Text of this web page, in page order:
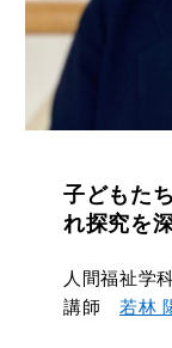
子どもた
れ探究を
人間福祉学
講師 若林